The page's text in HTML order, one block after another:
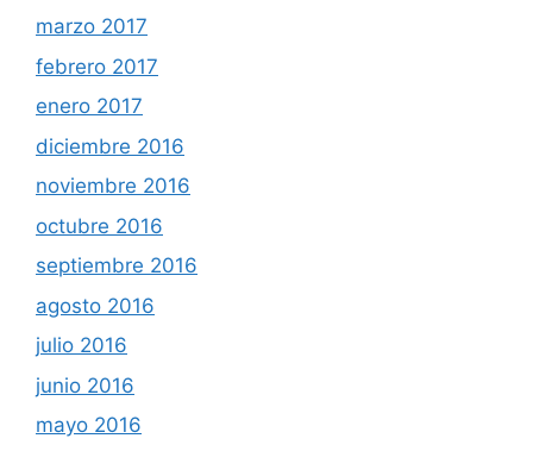
marzo 2017
febrero 2017
enero 2017
diciembre 2016
noviembre 2016
octubre 2016
septiembre 2016
agosto 2016
julio 2016
junio 2016
mayo 2016